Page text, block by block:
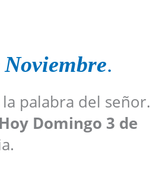
.
palabra del señor.
Domingo 3 de